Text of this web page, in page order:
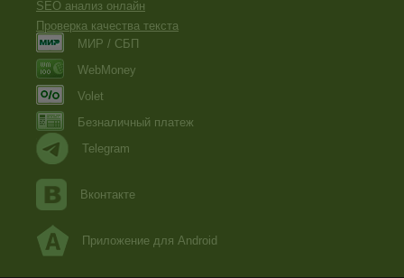
SEO анализ онлайн
Проверка качества текста
МИР / СБП
WebMoney
Volet
Безналичный платеж
Telegram
Вконтакте
Приложение для Android